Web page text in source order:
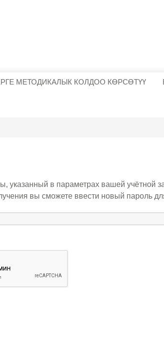
МЕТОДИКАЛЫК КОЛДОО КӨРСӨТҮҮ
указанный в параметрах вашей учётной
вы сможете ввести новый пароль